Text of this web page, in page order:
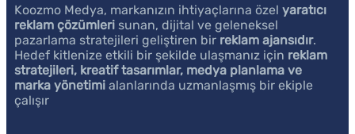
Koozmo Medya, markanızın ihtiyaçlarına özel yaratıcı
reklam çözümleri sunan, dijital ve geleneksel
pazarlama stratejileri geliştiren bir reklam ajansıdır.
Hedef kitlenize etkili bir şekilde ulaşmanız için reklam
stratejileri, kreatif tasarımlar, medya planlama ve
marka yönetimi alanlarında uzmanlaşmış bir ekiple
çalışır